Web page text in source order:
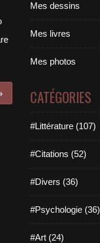
Mes dessins
Mes livres
Mes photos
CATÉGORIES
#Littérature (107)
#Citations (52)
#Divers (36)
#Psychologie (36)
#Art (24)